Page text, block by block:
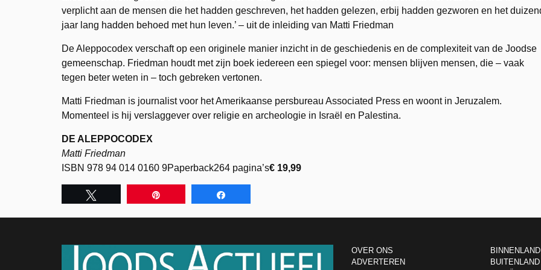
verplicht aan de mensen die het hadden geschreven, het hadden gelezen, erbij hadden gezworen en het
jaar lang hadden behoed met hun leven.’ – uit de inleiding van Matti Friedman
De Aleppocodex verschaft op een originele manier inzicht in de geschiedenis en de complexiteit van de Joodse
gemeenschap. Friedman houdt met zijn boek iedereen een spiegel voor: mensen blijven mensen, die – vaak
tegen beter weten in – toch gebreken vertonen.
Matti Friedman is journalist voor het Amerikaanse persbureau Associated Press en woont in Jeruzalem.
Momenteel is hij verslaggever over religie en archeologie in Israël en Palestina.
DE ALEPPOCODEX
Matti Friedman
ISBN 978 94 014 0160 9Paperback264 pagina’s€ 19,99
OVER ONS
ADVERTEREN
BINNENLAND
BUITENLAND